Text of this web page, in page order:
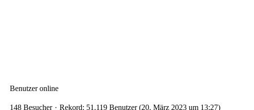
Benutzer online
148 Besucher Rekord: 51.119 Benutzer (20. März 2023 um 13:27)